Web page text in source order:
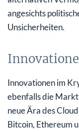
angesichts
Unsicherheiten.
Innovationen im
ebenfalls die
neue Ära des
Bitcoin, Ethereum